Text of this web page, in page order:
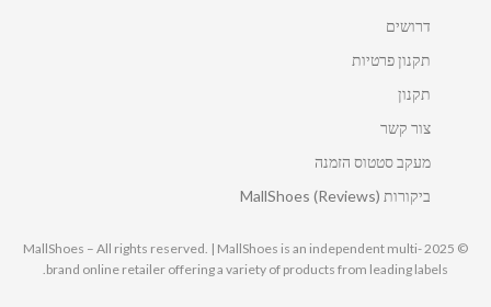
דרושים
תקנון פרטיות
תקנון
צור קשר
מעקב סטטוס הזמנה
ביקורות MallShoes (Reviews)
© 2025 MallShoes – All rights reserved. | MallShoes is an independent multi-
brand online retailer offering a variety of products from leading labels.